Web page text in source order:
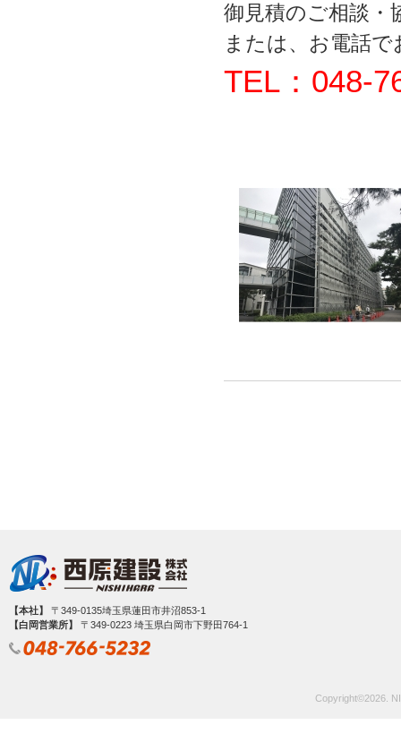
御見積のご相談・
または、お電話
TEL：048-
【本社】
〒349-0135埼玉県蓮田市井沼853-1
【白岡営業所】
〒349‐0223 埼玉県白岡市下野田764-1
Copyright©2026.